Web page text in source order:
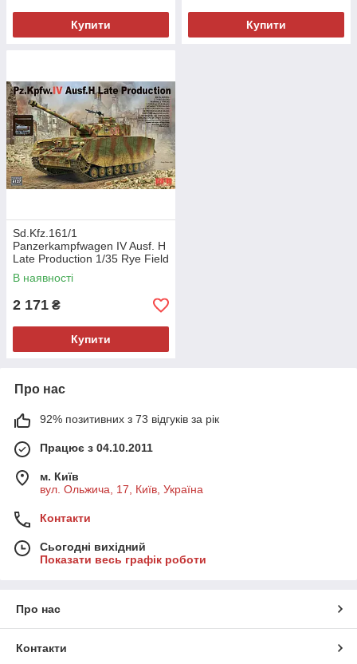
Купити Купити
Sd.Kfz.161/1
Panzerkampfwagen IV Ausf. H
Late Production 1/35 Rye Field
Model 5127
В наявності
2 171 ₴
Купити
Про нас
92% позитивних з 73 відгуків за рік
Працює з 04.10.2011
м. Київ
вул. Ольжича, 17, Київ, Україна
Контакти
Сьогодні вихідний
Показати весь графік роботи
Про нас
Контакти